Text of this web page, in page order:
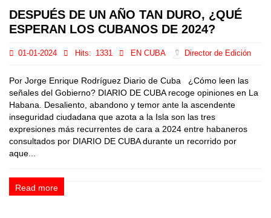
DESPUÉS DE UN AÑO TAN DURO, ¿QUÉ
ESPERAN LOS CUBANOS DE 2024?
01-01-2024 Hits: 1331 EN CUBA Director de Edición
Por Jorge Enrique Rodríguez Diario de Cuba ¿Cómo leen las
señales del Gobierno? DIARIO DE CUBA recoge opiniones en La
Habana. Desaliento, abandono y temor ante la ascendente
inseguridad ciudadana que azota a la Isla son las tres
expresiones más recurrentes de cara a 2024 entre habaneros
consultados por DIARIO DE CUBA durante un recorrido por
aque...
Read more